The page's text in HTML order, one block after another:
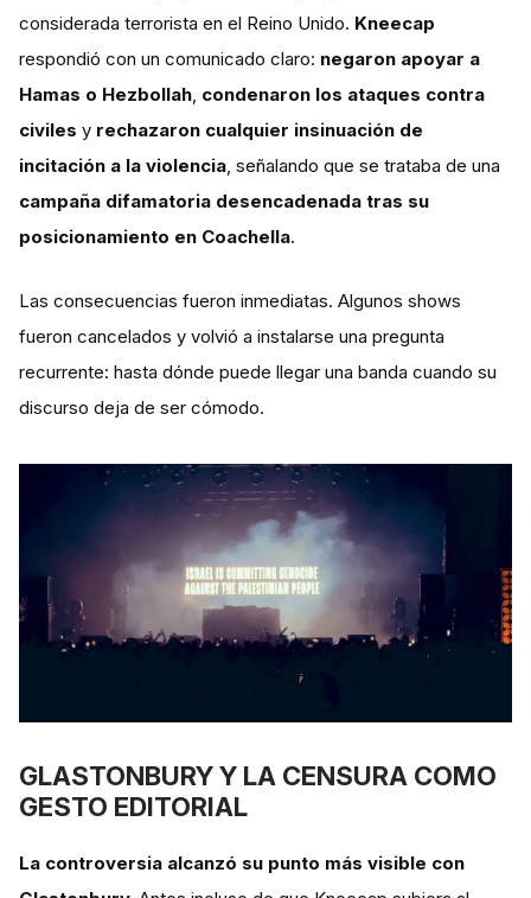
considerada terrorista en el Reino Unido. Kneecap
respondió con un comunicado claro: negaron apoyar a
Hamas o Hezbollah, condenaron los ataques contra
civiles y rechazaron cualquier insinuación de
incitación a la violencia, señalando que se trataba de una
campaña difamatoria desencadenada tras su
posicionamiento en Coachella.
Las consecuencias fueron inmediatas. Algunos shows
fueron cancelados y volvió a instalarse una pregunta
recurrente: hasta dónde puede llegar una banda cuando su
discurso deja de ser cómodo.
GLASTONBURY Y LA CENSURA COMO
GESTO EDITORIAL
La controversia alcanzó su punto más visible con